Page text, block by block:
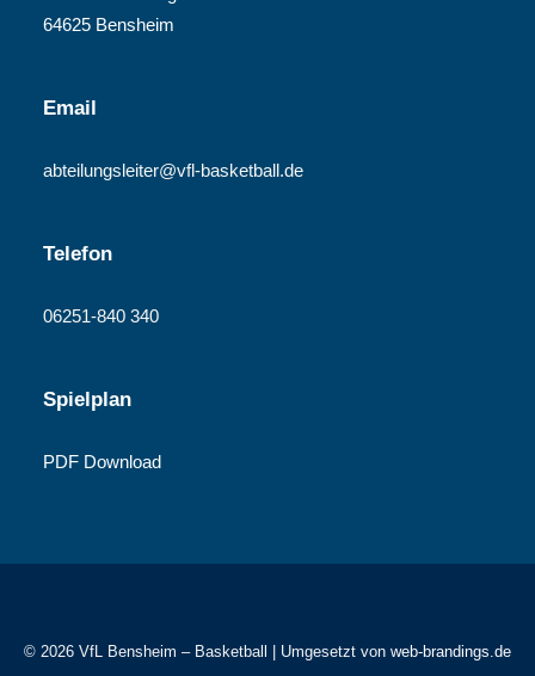
64625 Bensheim
Email
abteilungsleiter@vfl-basketball.de
Telefon
06251-840 340
Spielplan
PDF Download
© 2026 VfL Bensheim – Basketball | Umgesetzt von web-brandings.de